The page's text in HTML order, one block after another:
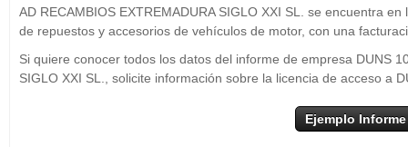
−
AD RECAMBIOS EXTREMADURA SIGLO XXI SL. se encuentra
de repuestos y accesorios de vehículos de motor, con una
Si quiere conocer todos los datos del informe de empresa DUNS
SIGLO XXI SL., solicite información sobre la licencia de acceso a
Ejemplo Informe